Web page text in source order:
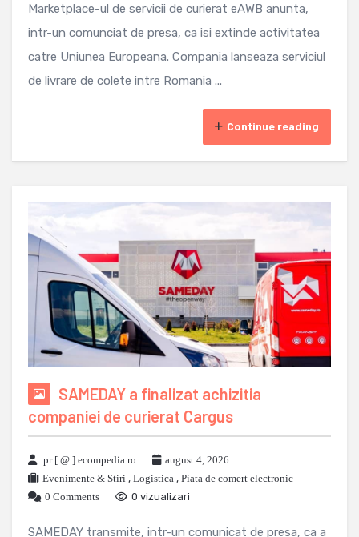
Marketplace-ul de servicii de curierat eAWB anunta,
intr-un comunciat de presa, ca isi extinde activitatea
catre Uniunea Europeana. Compania lanseaza serviciul
de livrare de colete intre Romania ...
Continue reading
SAMEDAY a finalizat achizitia
companiei de curierat Cargus
pr [ @ ] ecompedia ro
august 4, 2026
Evenimente & Stiri , Logistica , Piata de comert electronic
0 Comments
0 vizualizari
SAMEDAY transmite, intr-un comunicat de presa, ca a